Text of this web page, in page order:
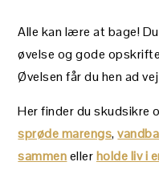
Alle kan lære at bage!
øvelse og gode
Øvelsen får du hen ad
Her finder du skudsikre
sprøde marengs,
sammenellerholde liv i